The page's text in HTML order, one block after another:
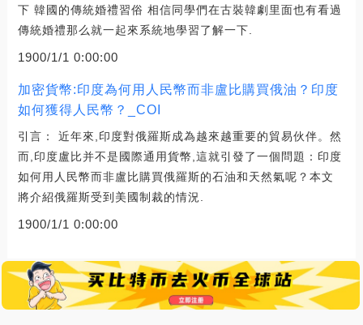
下 韓國的傳統婚禮習俗 相信同學們在古裝韓劇里面也有看過
傳統婚禮那么就一起來系統地學習了解一下.
1900/1/1 0:00:00
加密貨幣:印度為何用人民幣而非盧比購買俄油？印度
如何獲得人民幣？_COI
引言： 近年來,印度對俄羅斯成為越來越重要的貿易伙伴。然
而,印度盧比并不是國際通用貨幣,這就引發了一個問題：印度
如何用人民幣而非盧比購買俄羅斯的石油和天然氣呢？本文
將介紹俄羅斯受到美國制裁的情況.
1900/1/1 0:00:00